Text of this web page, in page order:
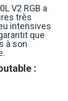
V2 RGB a
très
intensives
que
à son
: